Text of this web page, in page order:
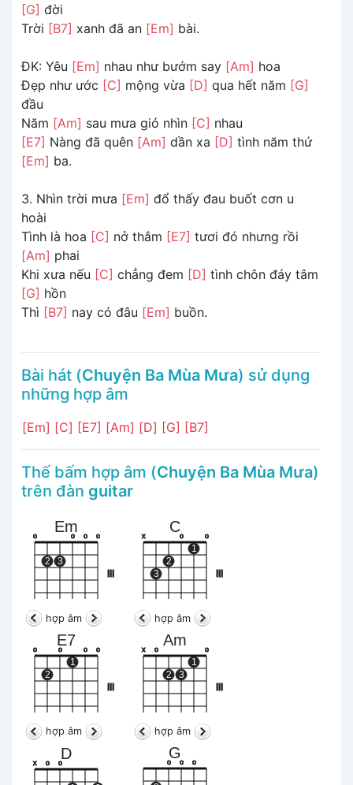
[G] đời
Trời [B7] xanh đã an [Em] bài.
ĐK: Yêu [Em] nhau như bướm say [Am] hoa
Đẹp như ước [C] mộng vừa [D] qua hết năm [G]
đầu
Năm [Am] sau mưa gió nhìn [C] nhau
[E7] Nàng đã quên [Am] dần xa [D] tình năm thứ
[Em] ba.
3. Nhìn trời mưa [Em] đổ thấy đau buốt cơn u
hoài
Tình là hoa [C] nở thắm [E7] tươi đó nhưng rồi
[Am] phai
Khi xưa nếu [C] chẳng đem [D] tình chôn đáy tâm
[G] hồn
Thì [B7] nay có đâu [Em] buồn.
Bài hát (Chuyện Ba Mùa Mưa) sử dụng
những hợp âm
[Em] [C] [E7] [Am] [D] [G] [B7]
Thế bấm hợp âm (Chuyện Ba Mùa Mưa)
trên đàn guitar
Em
o
2 3
o o o
hợp âm
C
x
3
2
o
1
o
hợp âm
E7
III
o
2
o
1
o o
hợp âm
Am
x o
2 3
1
o
hợp âm
D
x o o
G
o o o